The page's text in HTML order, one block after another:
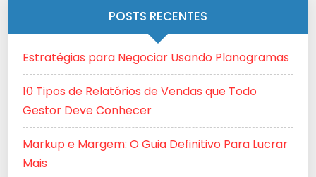
POSTS RECENTES
Estratégias para Negociar Usando Planogramas
10 Tipos de Relatórios de Vendas que Todo
Gestor Deve Conhecer
Markup e Margem: O Guia Definitivo Para Lucrar
Mais